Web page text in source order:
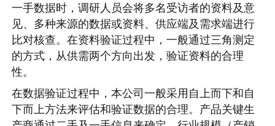
一手数据时，调研人员会将多名受访者的资料及意
见、多种来源的数据或资料、供应端及需求端进行
比对核查。在资料验证过程中，一般通过三角测定
的方式，从供需两个方向出发，验证资料的合理
性。
在数据验证过程中，本公司一般采用自上而下和自
下而上方法来评估和验证数据的合理。产品关键生